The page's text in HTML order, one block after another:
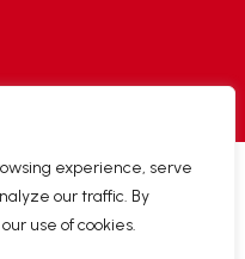
experience, serve
our traffic. By
use of cookies.
droits réservés.